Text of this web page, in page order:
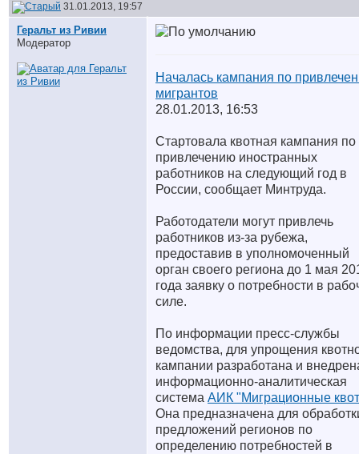
31.01.2013, 19:57
Геральт из Ривии
Модератор
Началась кампания по
мигрантов
28.01.2013, 16:53
Стартовала квотная кампания по
привлечению иностранных
работников на следующий год в
России, сообщает Минтруда.
Работодатели могут привлечь
работников из-за рубежа,
предоставив в уполномоченный
орган своего региона до 1 мая
года заявку о потребности в
силе.
По информации пресс-службы
ведомства, для упрощения
кампании разработана и
информационно-аналитическая
система АИК "Миграционные
Она предназначена для
предложений регионов по
определению потребностей в